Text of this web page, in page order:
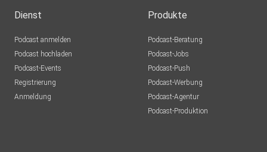
Dienst
Podcast anmelden
Podcast hochladen
Podcast-Events
Registrierung
Anmeldung
Produkte
Podcast-Beratung
Podcast-Jobs
Podcast-Push
Podcast-Werbung
Podcast-Agentur
Podcast-Produktion